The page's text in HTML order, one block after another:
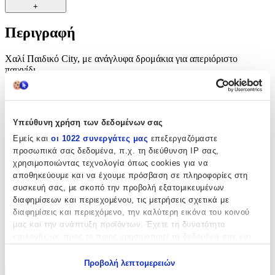
Υπεύθυνη χρήση των δεδομένων σας
Εμείς και οι 1022 συνεργάτες μας επεξεργαζόμαστε
προσωπικά σας δεδομένα, π.χ. τη διεύθυνση IP σας,
χρησιμοποιώντας τεχνολογία όπως cookies για να
αποθηκεύουμε και να έχουμε πρόσβαση σε πληροφορίες στη
συσκευή σας, με σκοπό την προβολή εξατομικευμένων
διαφημίσεων και περιεχομένου, τις μετρήσεις σχετικά με
διαφημίσεις και περιεχόμενο, την καλύτερη εικόνα του κοινού
μας και την ανάπτυξη προϊόντων. Έχετε τη δυνατότητα
Προβολή λεπτομερειών
+
Περιγραφή
Χαλί Παιδικό City, με ανάγλυφα δρομάκια για απεριόριστο
παιχνίδι.
Προσθέστε χρώμα και ζεστασιά στα παιδικά δωμάτια των παιδιών
σας με τα μοναδικά σχέδια τις νέας μας συλλογής.
Είναι απαλά στην αφή, με υποαλλεργικά ανεξίτηλα χρώματα και
ανθεκτικά στη χρήση.
Σχεδιασμένο με αντοχή στην καθημερινή φθορά, αυτό το χαλί είναι
φιλικό προς τα παιδιά και τα κατοικίδια και ιδανικό για την παιδική
σας κρεβατοκάμαρα, το νηπιαγωγείο ή την αίθουσα παιχνιδιών.
Πέλος: 10mm ±2
Ποιότητα: 100% Πολυπροπυλένιο.
χρώματα μπορεί να διαφέρουν ελαφρώς .Σε ορισμένες